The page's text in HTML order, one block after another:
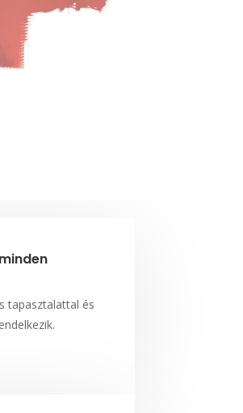
tapasztalattal és